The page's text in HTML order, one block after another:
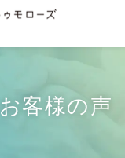
お客様の声